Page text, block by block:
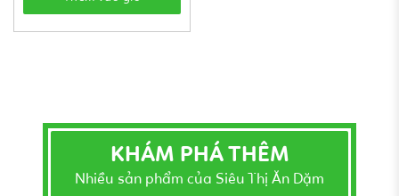
KHÁM PHÁ THÊM
Nhiều sản phẩm của Siêu Thị Ăn Dặm